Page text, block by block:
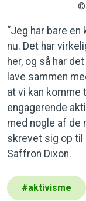
©
“Jeg har bare
nu. Det har
her, og så har
lave sammen
at vi kan komme
engagerende
med nogle af de
skrevet sig op til
Saffron Dixon.
#aktivisme